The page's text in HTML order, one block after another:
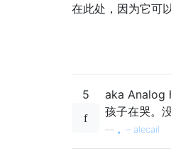
在此处，因为它可
5
aka Analog
孩子在哭。
。– alecail